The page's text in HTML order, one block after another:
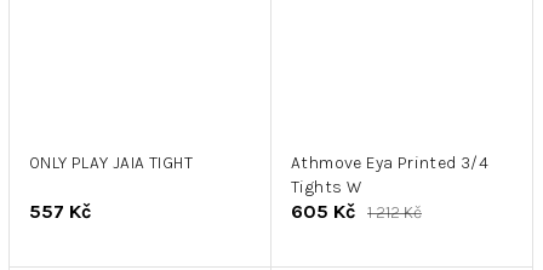
ONLY PLAY JAIA TIGHT
557 Kč
Athmove Eya Printed 3/4
Tights W
605 Kč 1 212 Kč